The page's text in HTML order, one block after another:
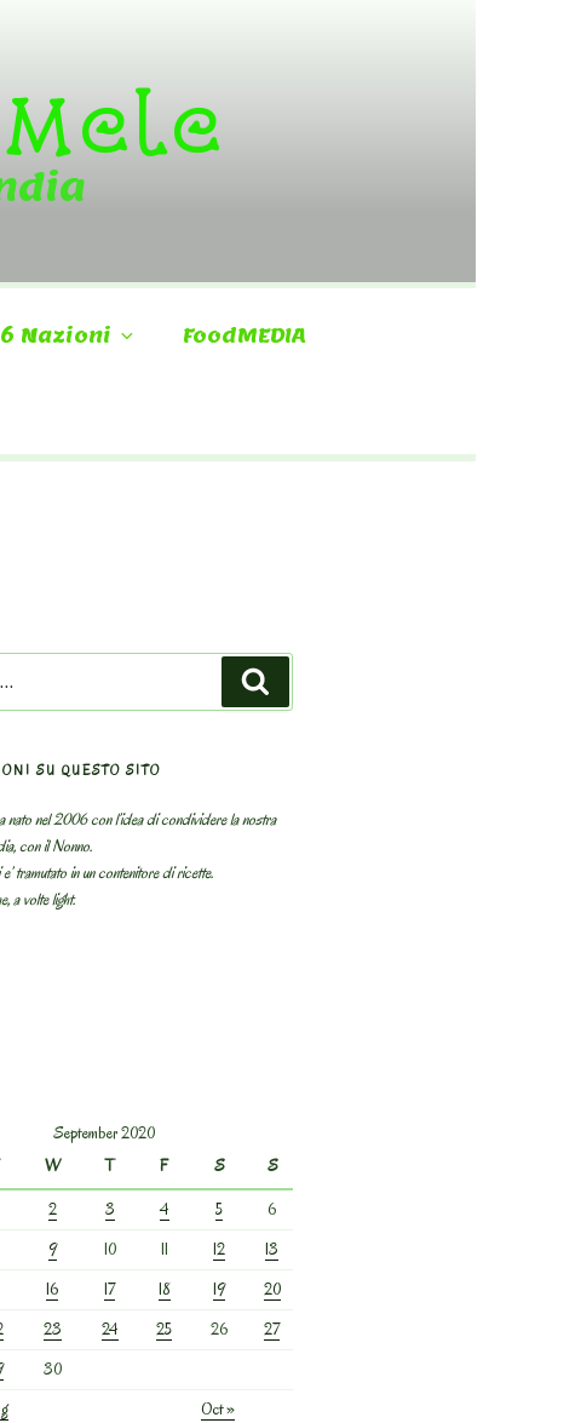
Nazioni FoodMEDIA
SU QUESTO SITO
nato nel 2006 con l’idea di condividere la nostra
con il Nonno.
tramutato in un contenitore di ricette.
a volte light.
September 2020
W T F S
S
2 3 4 5
6
9 10 11 12
13
16 17 18 19
20
23 24 25 26
27
30
Oct »